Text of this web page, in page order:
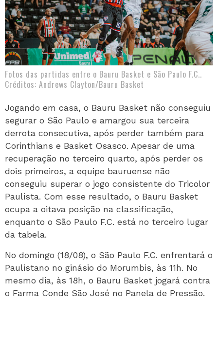
Fotos das partidas entre o Bauru Basket e São Paulo F.C..
Créditos: Andrews Clayton/Bauru Basket
Jogando em casa, o Bauru Basket não conseguiu
segurar o São Paulo e amargou sua terceira
derrota consecutiva, após perder também para
Corinthians e Basket Osasco. Apesar de uma
recuperação no terceiro quarto, após perder os
dois primeiros, a equipe bauruense não
conseguiu superar o jogo consistente do Tricolor
Paulista. Com esse resultado, o Bauru Basket
ocupa a oitava posição na classificação,
enquanto o São Paulo F.C. está no terceiro lugar
da tabela.
No domingo (18/08), o São Paulo F.C. enfrentará o
Paulistano no ginásio do Morumbis, às 11h. No
mesmo dia, às 18h, o Bauru Basket jogará contra
o Farma Conde São José no Panela de Pressão.